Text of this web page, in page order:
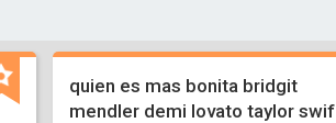
quien es mas bonita bridgit
mendler demi lovato taylor swif